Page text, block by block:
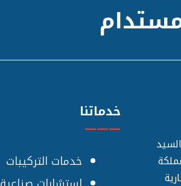
على يد السيد
خدماتنا
———
خدمات التركيبات